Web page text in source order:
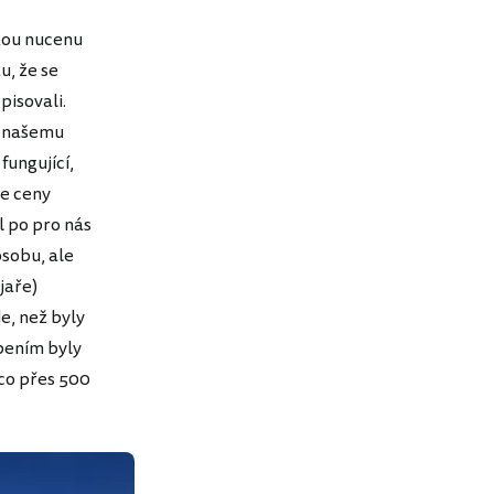
nucenu
že se
ceny
pro nás
ale
než byly
byly
přes 500